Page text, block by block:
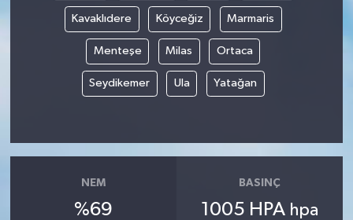
Kavaklıdere Köyceğiz Marmaris
Menteşe Milas Ortaca
Seydikemer Ula Yatağan
NEM
%69
BASINÇ
1005 HPA hpa